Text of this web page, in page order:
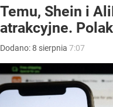
Temu, Shein i
atrakcyjne.
Dodano:8 sierpnia 7:07